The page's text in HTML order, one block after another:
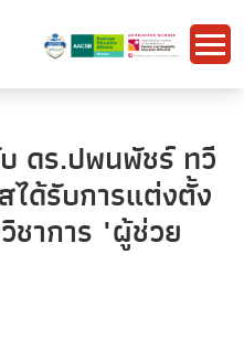
ดร.ปพนพัชร์ ทวี
ได้รับการแต่งตั้ง
ชาการ "ผู้ช่วย